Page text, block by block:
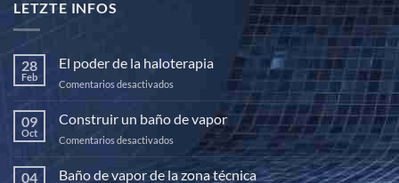
LETZTE INFOS
28
Feb
El poder de la haloterapia
Comentarios desactivados
poder
de
la
haloterapia
09
Oct
Construir un baño de vapor
Comentarios desactivados
Construir
04 Baño de vapor de la zona técnica